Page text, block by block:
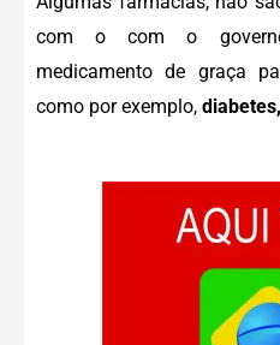
com o com o
medicamento de graça
como por exemplo,